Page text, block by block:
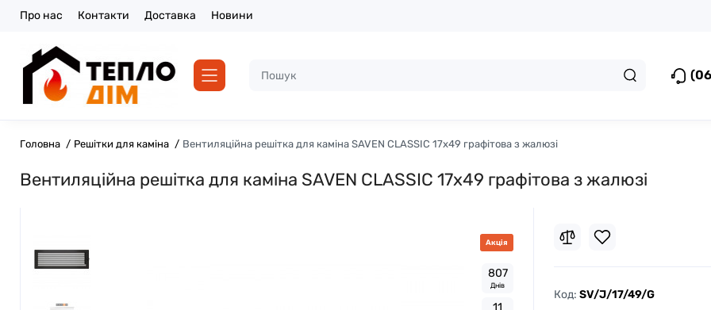
Про нас Контакти Доставка Новини
Головна Решітки для каміна Вентиляційна решітка для каміна SAVEN CLASSIC 17х49 графітова з жалюзі
Вентиляційна решітка для каміна SAVEN CLASSIC 17х49 графітова з жалюзі
Акція
807
Днів
11
Код: SV/J/17/49/G